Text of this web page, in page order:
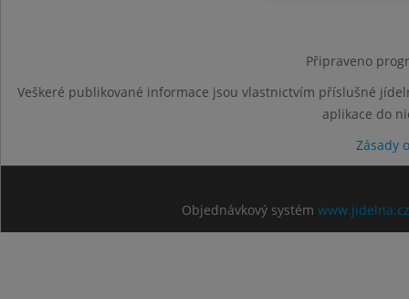
Připraveno
Veškeré publikované informace jsou vlastnictvím příslušné
aplikace do
Zásady
Objednávkový systém www.jidelna.cz